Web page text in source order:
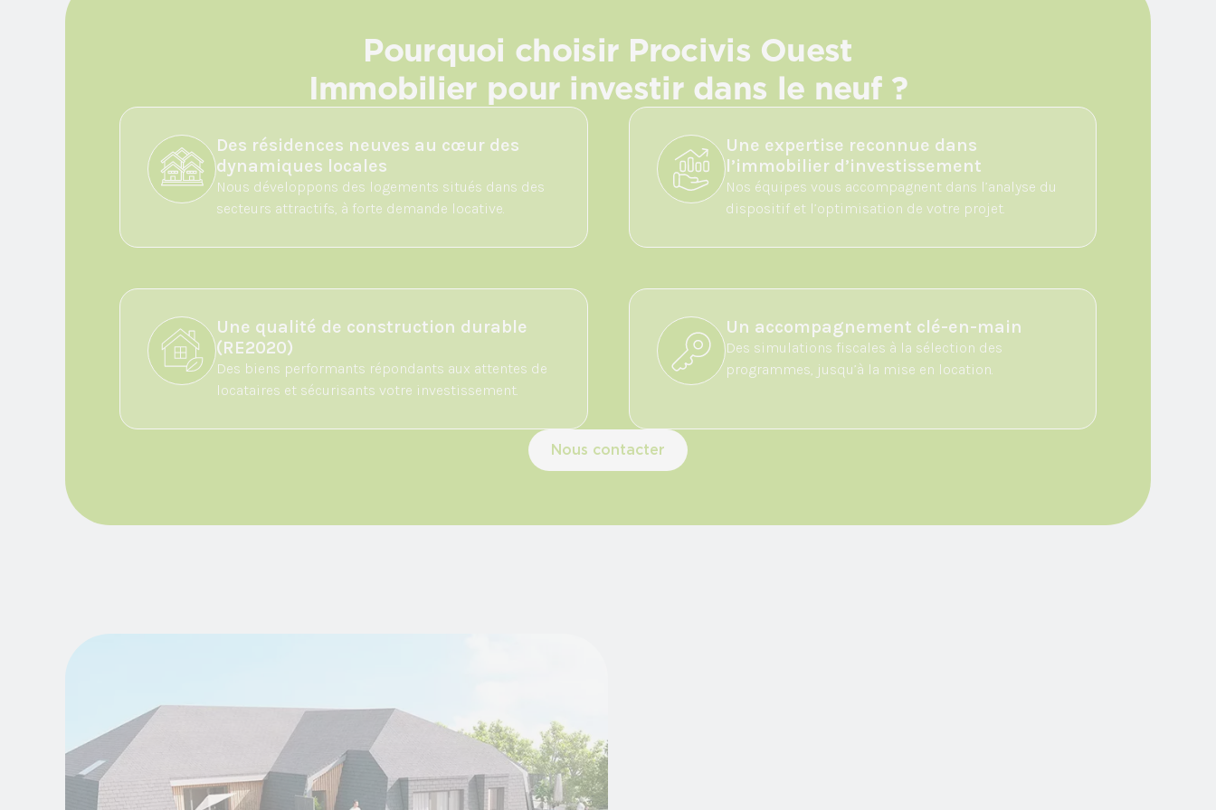
Pourquoi choisir Procivis Ouest
Immobilier pour investir dans le neuf ?
Des résidences neuves au cœur des
dynamiques locales
Nous développons des logements situés dans des
secteurs attractifs, à forte demande locative.
Une expertise reconnue dans
l’immobilier d’investissement
Nos équipes vous accompagnent dans l’analyse du
dispositif et l’optimisation de votre projet.
Une qualité de construction durable
(RE2020)
Des biens performants répondants aux attentes de
locataires et sécurisants votre investissement.
Un accompagnement clé-en-main
Des simulations fiscales à la sélection des
programmes, jusqu’à la mise en location.
Nous contacter